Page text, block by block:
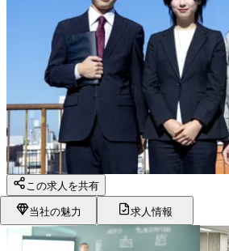
この求人を共有
当社の魅力 求人情報